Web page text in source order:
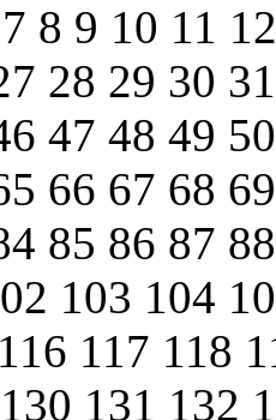
7 8 9 10 11
28 29 30
47 48 49
66 67 68
85 86 87
103 104
116 117 118
130 131 132